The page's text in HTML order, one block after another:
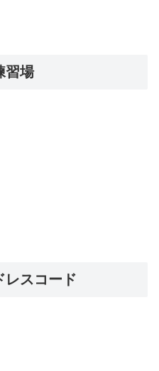
習場
レスコード